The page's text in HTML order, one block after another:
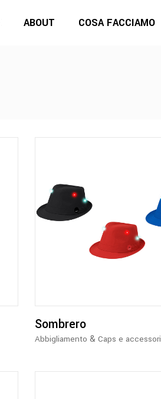
ABOUT COSA FACCIAMO
Questo
prodotto
ha
essere
nella
Sombrero
Abbigliamento &Caps e accessori